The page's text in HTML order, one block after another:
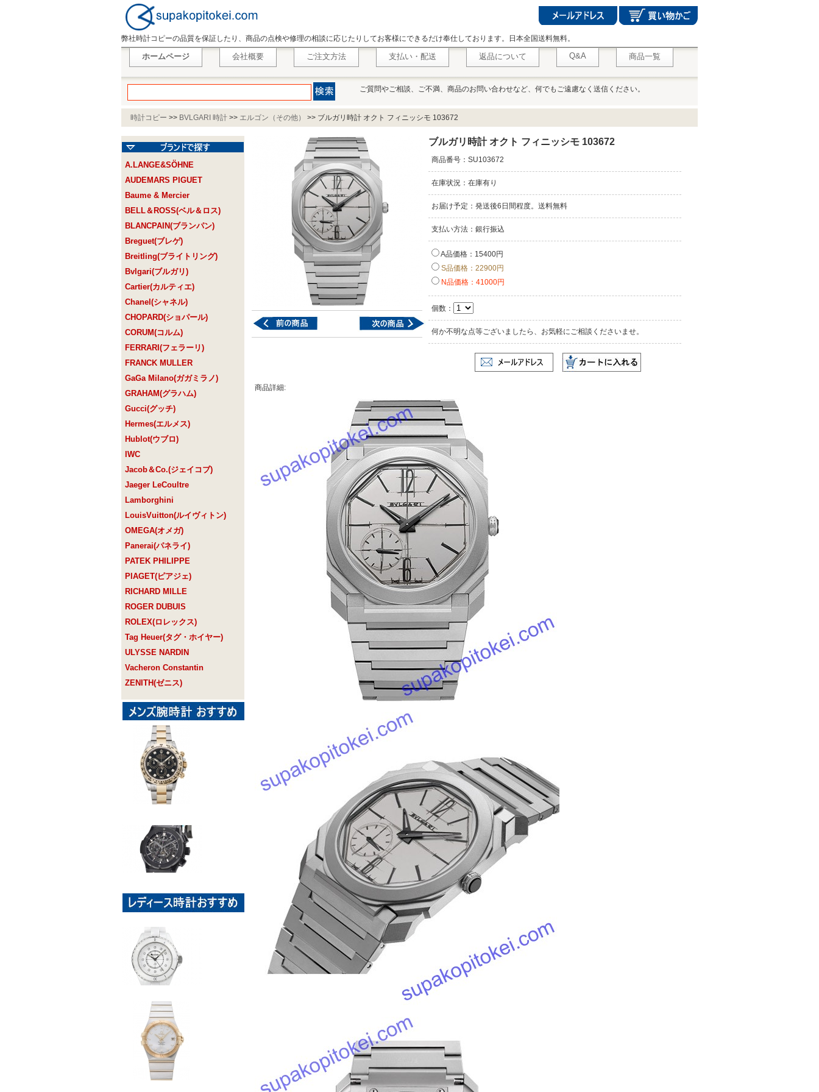
弊社時計コピーの品質を保証したり、商品の点検や修理の相談に応じたりしてお客様にできるだけ奉仕しております。日本全国送料無料。
ホームページ 会社概要 ご注文方法 支払い・配送 返品について Q&A 商品一覧
ご質問やご相談、ご不満、商品のお問い合わせなど、何でもご遠慮なく送信ください。
時計コピー >> BVLGARI 時計 >> エルゴン（その他） >> ブルガリ時計 オクト フィニッシモ 103672
A.LANGE&SÖHNE
AUDEMARS PIGUET
Baume & Mercier
BELL＆ROSS(ベル＆ロス)
BLANCPAIN(ブランパン)
Breguet(ブレゲ)
Breitling(ブライトリング)
Bvlgari(ブルガリ)
Cartier(カルティエ)
Chanel(シャネル)
CHOPARD(ショパール)
CORUM(コルム)
FERRARI(フェラーリ)
FRANCK MULLER
GaGa Milano(ガガミラノ)
GRAHAM(グラハム)
Gucci(グッチ)
Hermes(エルメス)
Hublot(ウブロ)
IWC
Jacob＆Co.(ジェイコブ)
Jaeger LeCoultre
Lamborghini
LouisVuitton(ルイヴィトン)
OMEGA(オメガ)
Panerai(パネライ)
PATEK PHILIPPE
PIAGET(ピアジェ)
RICHARD MILLE
ROGER DUBUIS
ROLEX(ロレックス)
Tag Heuer(タグ・ホイヤー)
ULYSSE NARDIN
Vacheron Constantin
ZENITH(ゼニス)
ブルガリ時計 オクト フィニッシモ 103672
商品番号：SU103672
在庫状況：在庫有り
お届け予定：発送後6日間程度。送料無料
支払い方法：銀行振込
A品価格：15400円
S品価格：22900円
N品価格：41000円
個数：
何か不明な点等ございましたら、お気軽にご相談くださいませ。
商品詳細: